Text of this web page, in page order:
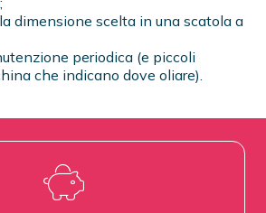
dimensione scelta in una scatola a
periodica (e piccoli
che indicano dove oliare).